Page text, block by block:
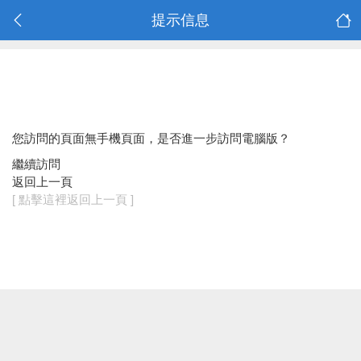
提示信息
您訪問的頁面無手機頁面，是否進一步訪問電腦版？
繼續訪問
返回上一頁
[ 點擊這裡返回上一頁 ]